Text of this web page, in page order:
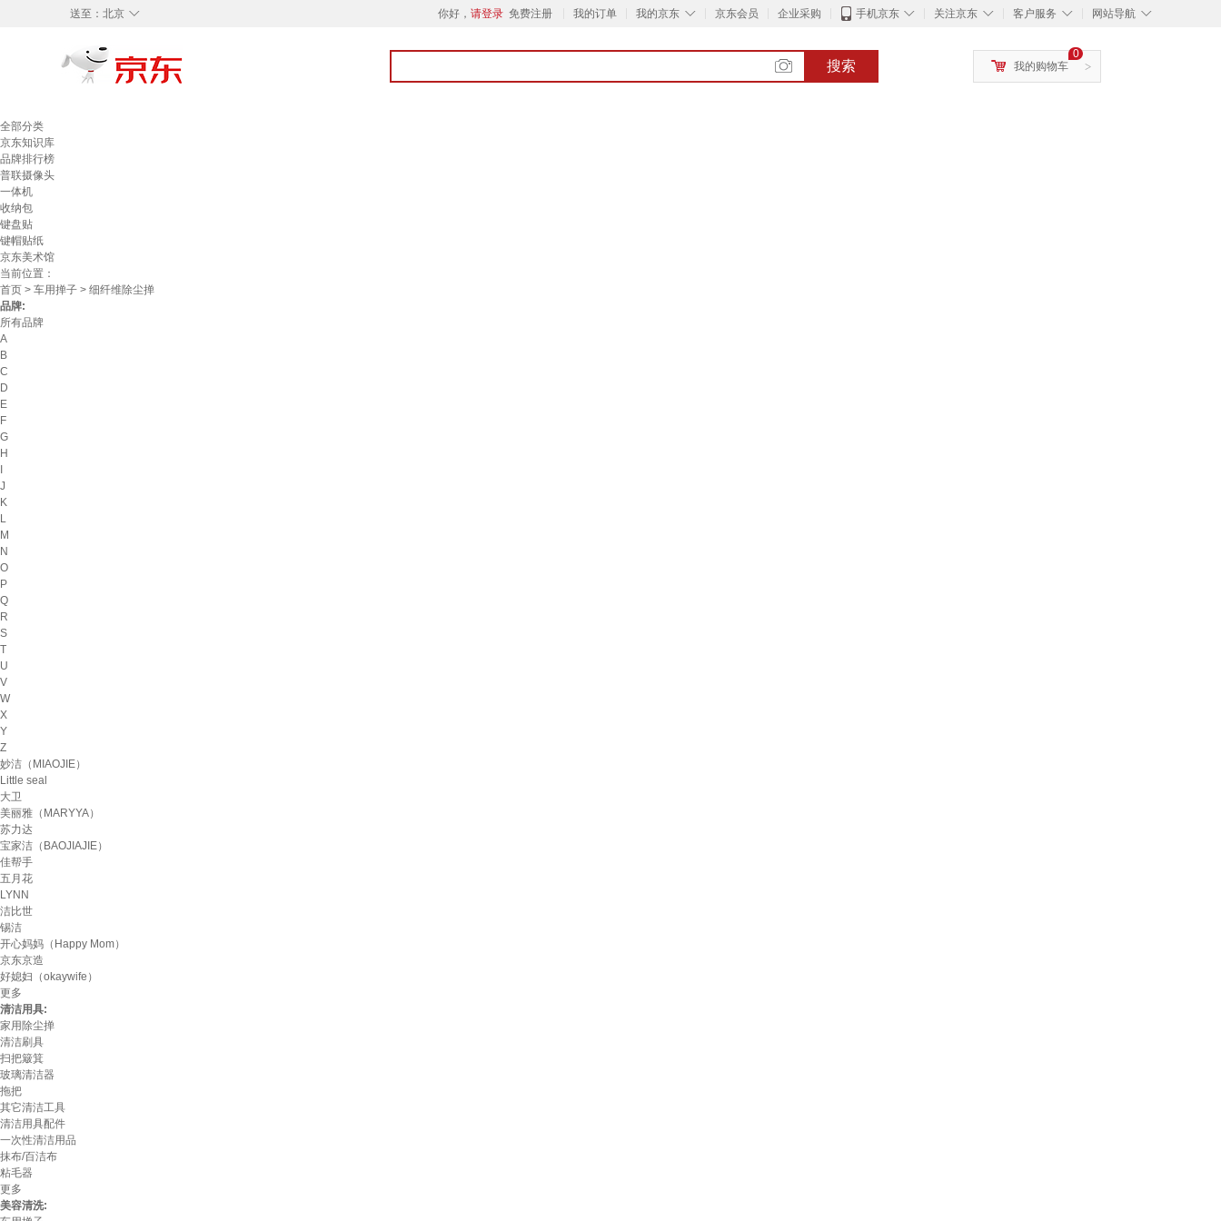
◇
送至： 北京 你好， 请登录 免费注册 我的订单 ◇
我的京东 京东会员 企业采购 ◇
手机京东 ◇
关注京东 ◇
客户服务 ◇
网站导航
搜索 >
0
我的购物车
全部分类
京东知识库
品牌排行榜
普联摄像头
一体机
收纳包
键盘贴
键帽贴纸
京东美术馆
当前位置：
首页 > 车用掸子 > 细纤维除尘掸
品牌:
所有品牌
A
B
C
D
E
F
G
H
J
K
L
M
N
O
P
Q
R
S
T
U
V
W
X
Y
Z
妙洁（MIAOJIE）
Little seal
大卫
美丽雅（MARYYA）
苏力达
宝家洁（BAOJIAJIE）
佳帮手
五月花
LYNN
洁比世
锡洁
开心妈妈（Happy Mom）
京东京造
好媳妇（okaywife）
更多
清洁用具:
家用除尘掸
清洁刷具
扫把簸箕
玻璃清洁器
拖把
其它清洁工具
清洁用具配件
一次性清洁用品
抹布/百洁布
粘毛器
更多
美容清洗: